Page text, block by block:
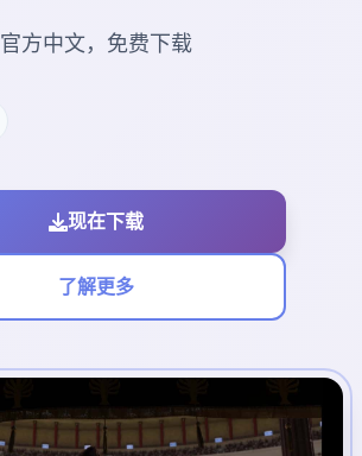
官方中文，免费下载
现在下载
了解更多